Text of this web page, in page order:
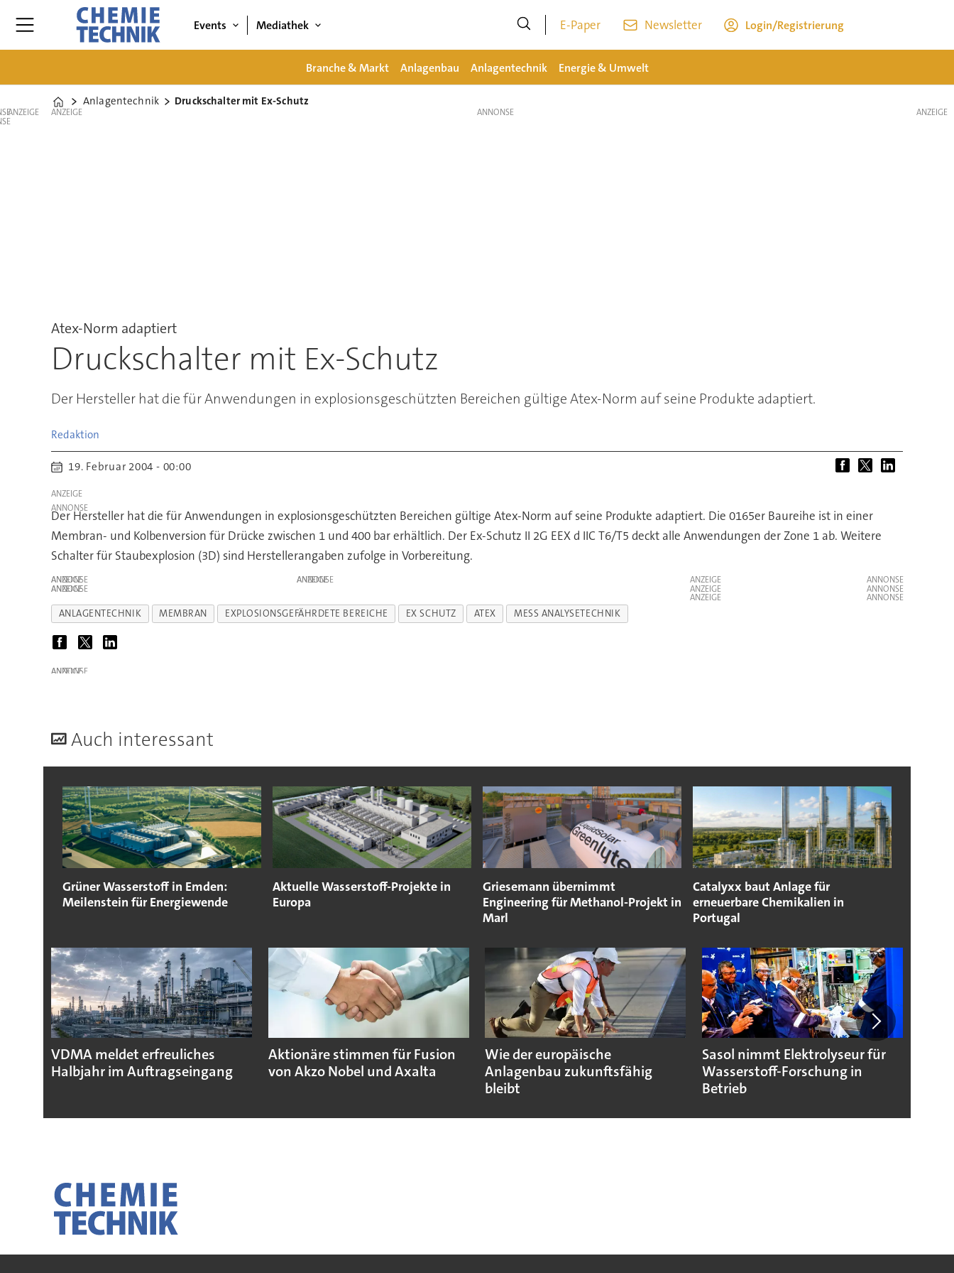
Events Mediathek E-Paper Newsletter Login/Registrierung
Branche & Markt Anlagenbau Anlagentechnik Energie & Umwelt
Home
Anlagentechnik Druckschalter mit Ex-Schutz
ANZEIGE ANZEIGE
Atex-Norm adaptiert
Druckschalter mit Ex-Schutz
Der Hersteller hat die für Anwendungen in explosionsgeschützten Bereichen gültige Atex-Norm auf seine Produkte adaptiert.
Redaktion
19. Februar 2004 - 00:00
ANZEIGE
Der Hersteller hat die für Anwendungen in explosionsgeschützten Bereichen gültige Atex-Norm auf seine Produkte adaptiert. Die 0165er Baureihe ist in einer
Membran- und Kolbenversion für Drücke zwischen 1 und 400 bar erhältlich. Der Ex-Schutz II 2G EEX d IIC T6/T5 deckt alle Anwendungen der Zone 1 ab. Weitere
Schalter für Staubexplosion (3D) sind Herstellerangaben zufolge in Vorbereitung.
ANZEIGE ANZEIGE
ANZEIGE
ANZEIGE
ANZEIGE
ANZEIGE
ANLAGENTECHNIK MEMBRAN EXPLOSIONSGEFÄHRDETE BEREICHE EX SCHUTZ ATEX MESS ANALYSETECHNIK
ANZEIGE
Auch interessant
Grüner Wasserstoff in Emden:
Meilenstein für Energiewende
Aktuelle Wasserstoff-Projekte in
Europa
Griesemann übernimmt
Engineering für Methanol-Projekt in
Marl
Catalyxx baut Anlage für
erneuerbare Chemikalien in
Portugal
VDMA meldet erfreuliches
Halbjahr im Auftragseingang
Aktionäre stimmen für Fusion
von Akzo Nobel und Axalta
Wie der europäische
Anlagenbau zukunftsfähig
bleibt
Sasol nimmt Elektrolyseur für
Wasserstoff-Forschung in
Betrieb
ANZEIGE